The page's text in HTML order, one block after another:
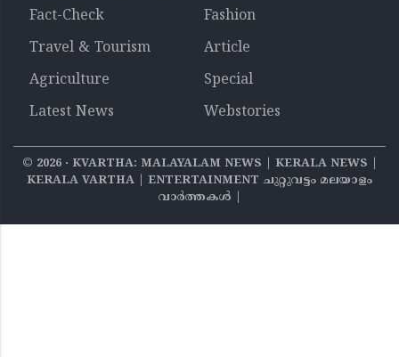
Fact-Check
Fashion
Travel & Tourism
Article
Agriculture
Special
Latest News
Webstories
© 2026‧ KVARTHA: MALAYALAM NEWS | KERALA NEWS |
KERALA VARTHA | ENTERTAINMENT ചുറ്റുവട്ടം മലയാളം
വാര്‍ത്തകൾ |